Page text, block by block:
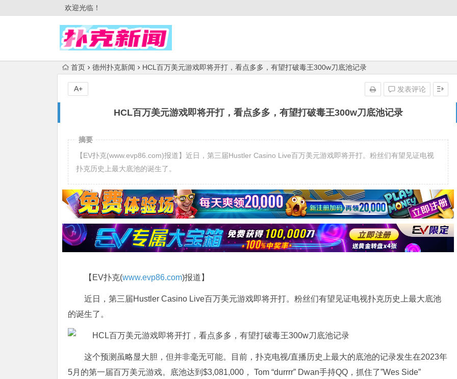
欢迎光临！
首页 德州扑克新闻 HCL百万美元游戏即将开打，看点多多，有望打破毒王300w刀底池记录
HCL百万美元游戏即将开打，看点多多，有望打破毒王300w刀底池记录
发表评论
A+
摘要
【EV扑克(www.evp86.com)报道】近日，第三届Hustler Casino Live百万美元游戏即将开打。粉丝们有望见证电视
扑克历史上最大底池的诞生了。
【EV扑克(www.evp86.com)报道】
近日，第三届Hustler Casino Live百万美元游戏即将开打。粉丝们有望见证电视扑克历史上最大底池
的诞生了。
这个预测虽略显大胆，但并非毫无可能。目前，扑克电视/直播历史上最大的底池的记录发生在2023年
5月的第一届百万美元游戏。底池达到$3,081,000， Tom “durrrr” Dwan手持QQ，抓住了”Wes Side”